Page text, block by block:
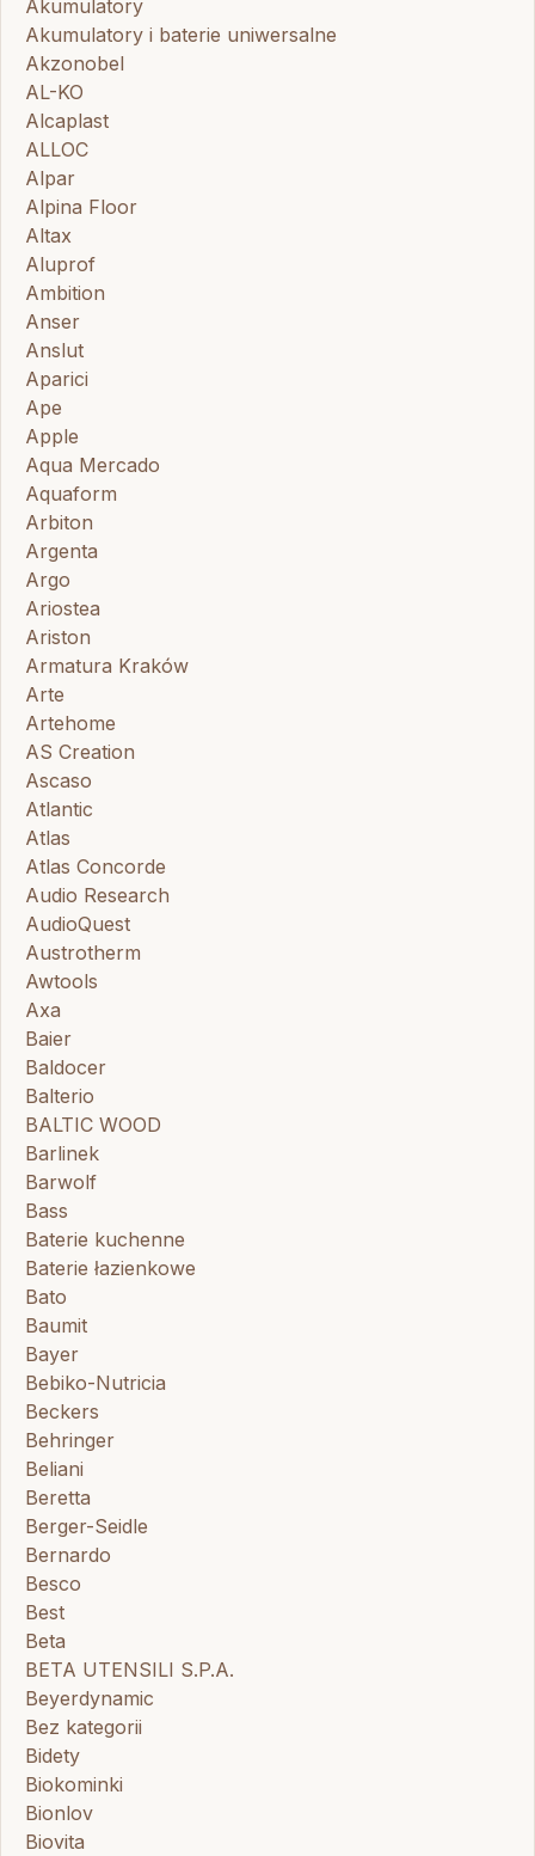
Akumulatory
Akumulatory i baterie uniwersalne
Akzonobel
AL-KO
Alcaplast
ALLOC
Alpar
Alpina Floor
Altax
Aluprof
Ambition
Anser
Anslut
Aparici
Ape
Apple
Aqua Mercado
Aquaform
Arbiton
Argenta
Argo
Ariostea
Ariston
Armatura Kraków
Arte
Artehome
AS Creation
Ascaso
Atlantic
Atlas
Atlas Concorde
Audio Research
AudioQuest
Austrotherm
Awtools
Axa
Baier
Baldocer
Balterio
BALTIC WOOD
Barlinek
Barwolf
Bass
Baterie kuchenne
Baterie łazienkowe
Bato
Baumit
Bayer
Bebiko-Nutricia
Beckers
Behringer
Beliani
Beretta
Berger-Seidle
Bernardo
Besco
Best
Beta
BETA UTENSILI S.P.A.
Beyerdynamic
Bez kategorii
Bidety
Biokominki
Bionlov
Biovita